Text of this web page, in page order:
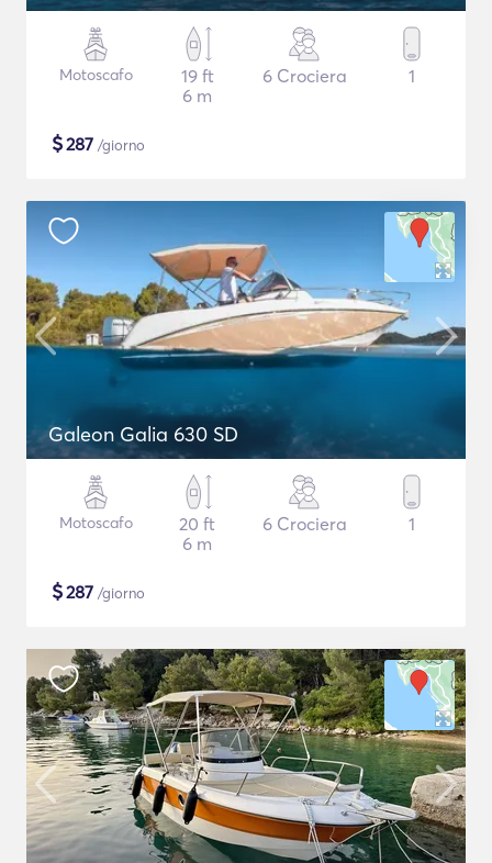
Motoscafo
19 ft
6 m
6 Crociera 1
$287 /giorno
Galeon Galia 630 SD
Motoscafo
20 ft
6 m
6 Crociera 1
$287 /giorno